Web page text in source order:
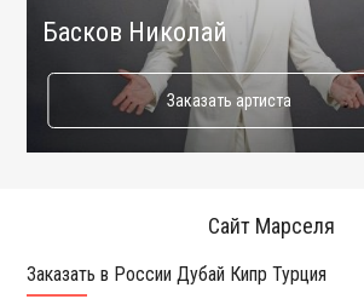
Басков Николай
Заказать артиста
Сайт Марселя
Заказать в России Дубай Кипр Турция